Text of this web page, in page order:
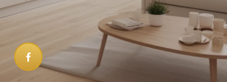
et si on faisait
connaissance ?